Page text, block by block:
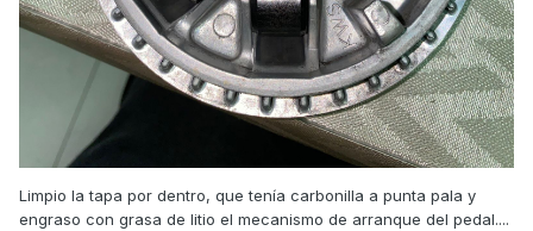
Limpio la tapa por dentro, que tenía carbonilla a punta pala y
engraso con grasa de litio el mecanismo de arranque del pedal....